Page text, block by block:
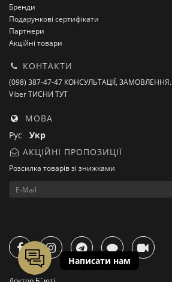
Бренди
Подарункові сертифікати
Партнери
Акційні товари
КОНТАКТИ
(098) 387-47-47 КОНСУЛЬТАЦІЇ, ЗАМОВЛЕННЯ.
Viber ТИСНИ ТУТ
МОВА
Рус Укр
АКЦІЙНІ ПРОПОЗИЦІЇ
Розсилка товарів зі знижками